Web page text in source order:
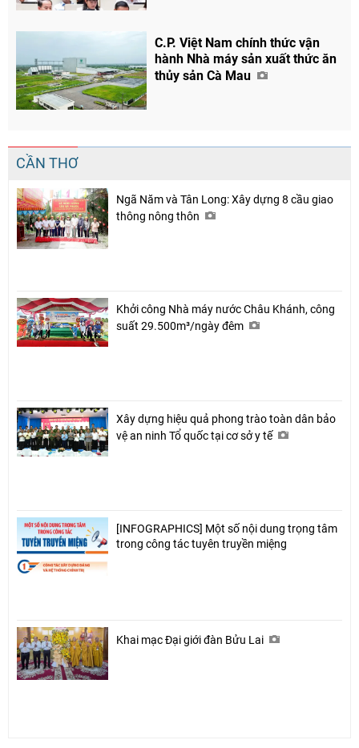
C.P. Việt Nam chính thức vận
hành Nhà máy sản xuất thức ăn
thủy sản Cà Mau
CẦN THƠ
Ngã Năm và Tân Long: Xây dựng 8 cầu giao
thông nông thôn
Khởi công Nhà máy nước Châu Khánh, công
suất 29.500m³/ngày đêm
Xây dựng hiệu quả phong trào toàn dân bảo
vệ an ninh Tổ quốc tại cơ sở y tế
[INFOGRAPHICS] Một số nội dung trọng tâm
trong công tác tuyên truyền miệng
Khai mạc Đại giới đàn Bửu Lai